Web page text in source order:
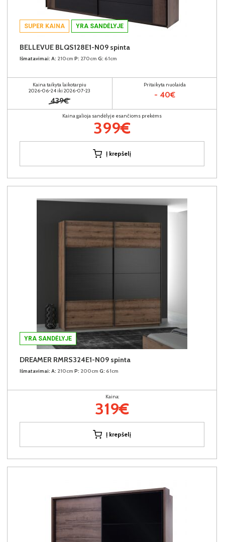
SUPER KAINA YRA SANDĖLYJE
BELLEVUE BLQS128E1-N09 spinta
Išmatavimai: A: 210cm P: 270cm G: 61cm
Kaina taikyta laikotarpiu
2026-06-24 iki 2026-07-23
439€
Pritaikyta nuolaida
- 40€
Kaina galioja sandėlyje esančioms prekėms
399€
Į krepšelį
YRA SANDĖLYJE
DREAMER RMRS324E1-N09 spinta
Išmatavimai: A: 210cm P: 200cm G: 61cm
Kaina:
319€
Į krepšelį